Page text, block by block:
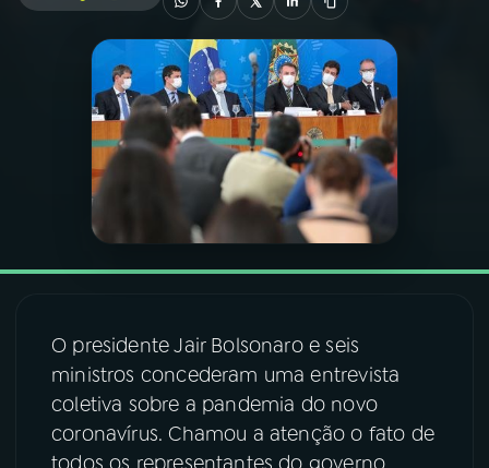
PROGRAMAÇÃO
PROGRAMAS
PODCASTS
06VIDEOCASTS
07ÚLTIMAS
08FESTIVAL DE MÚSICA
O presidente Jair Bolsonaro e seis
ministros concederam uma entrevista
coletiva sobre a pandemia do novo
coronavírus. Chamou a atenção o fato de